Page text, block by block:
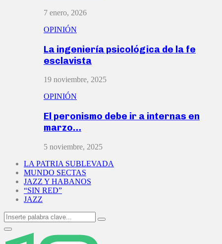
7 enero, 2026
OPINIÓN
La ingeniería psicológica de la fe
esclavista
19 noviembre, 2025
OPINIÓN
El peronismo debe ir a internas en
marzo…
5 noviembre, 2025
LA PATRIA SUBLEVADA
MUNDO SECTAS
JAZZ Y HABANOS
“SIN RED”
JAZZ
Search
for:
Search
Primary
Menu